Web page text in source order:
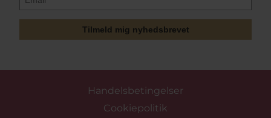
Tilmeld mig nyhedsbrevet
Handelsbetingelser
Cookiepolitik